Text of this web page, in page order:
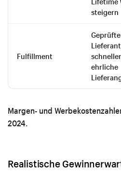
steigern
Fulfillment
Geprüfte
ehrliche
Margen- und
2024.
Realistische